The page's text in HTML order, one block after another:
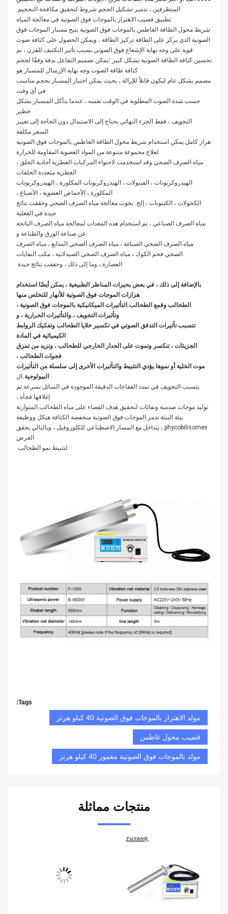
المتطرفين ، تدمير تشكيل الحجم.شروط لتحقيق مكافحة التحجيم.
تطبيق قضيب الاهتزاز بالموجات فوق الصوتية في معالجة المياه
شريط محول الطاقة الغاطس بالموجات فوق الصوتية يتيح مسبار الموجات فوق
الصوتية الذي يركز على الطاقة تركيز الطاقة ، ويمكن الحصول على كثافة صوت
قوية على وجه نهاية الإشعاع فوق الصوتي.بسبب تأثير التكثيف للقرن ، تم
تحسين كثافة الطاقة الصوتية بشكل كبير ؛يمكن تصميم التفاعل بدقة وفقًا لحجم
كثافة طاقة الصوت.وجه نهاية الإرسال للمسبار هو
مصمم بشكل عام ليكون قابلاً للإزالة ، بحيث يمكن اختيار المسبار بحجم مناسب
في أي وقت
حسب شدة الصوت المطلوبة.في الوقت نفسه ، عندما يتآكل المسبار بشكل
خطير
التجويف ، فقط الجزء النهائي يحتاج إلى الاستبدال دون الحاجة إلى تغيير
السعر.مكلفة
هزاز كامل.يمكن استخدام شريط محول الطاقة الغاطس بالموجات فوق الصوتية
لعلاج مجموعة متنوعة من المواد العضوية المقاومة للحرارة
مياه الصرف الصحي وقد استخدمت لاحتواء المركبات العطرية أحادية الحلق ،
العطرية متعددة الحلقات
الهيدروكربونات ، الفينولات ، الهيدروكربونات المكلورة ، الهيدروكربونات
المكلورة ، الأحماض العضوية ، الأصباغ ،
الكحولات ، الكيتونات ، إلخ. بحوث معالجة مياه الصرف الصحي وحققت نتائج
جيدة.في الفعلية
مياه الصرف الصناعي ، تم استخدام هذه المعدات لمعالجة مياه الصرف الناتجة
عن صناعة الورق والطباعة و
مياه الصرف الصحي الصباغة ، مياه الصرف الصحي المدابغ ، مياه الصرف
الصحي فحم الكوك ، مياه الصرف الصحي الصيدلانية ، مكب النفايات
العصارة ، وما إلى ذلك ، وحققت نتائج جيدة.
بالإضافة إلى ذلك ، في بعض بحيرات المناظر الطبيعية ، يمكن أيضًا استخدام
هزازات الموجات فوق الصوتية للأنهار للتخلص منها
الطحالب وقمع الطحالب.التأثيرات الميكانيكية بالموجات فوق الصوتية ،
وتأثيرات التجويف ، والتأثيرات الحرارية ، و
تتسبب تأثيرات التدفق الصوتي في تكسير خلايا الطحالب وتفكيك الروابط
الكيميائية في المادة
الجزيئات ، تنكسر وتموت على الجدار الخارجي للطحالب ، وتزيد من تمزق
فجوات الطحالب ،
موت الخلية أو نموها.يؤدي التثبيط والتأثيرات الأخرى إلى سلسلة من التأثيرات
البيولوجية. ال
يتسبب التجويف في تمدد الفقاعات الدقيقة الموجودة في السائل بسرعة ثم
إغلاقها فجأة ،
توليد موجات صدمية ونفاثات لتحقيق هدف القضاء على مياه الطحالب المتوازنة
بيئة البيئة.تدمر الموجات فوق الصوتية منخفضة الكثافة هيكل ووظيفة
phycobilisomes ، يتداخل مع المسار الاصطناعي للكلوروفيل ، وبالتالي يحقق
الغرض
لتثبيط نمو الطحالب.
Tags:
مولد الاهتزاز بالموجات فوق الصوتية 40 كيلو هرتز
قضيب محول غاطس
مولد بالموجات فوق الصوتية مغمور 40 كيلو هرتز
منتجات مماثلة